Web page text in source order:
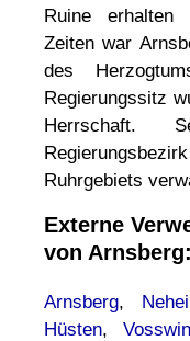
Ruine
Zeiten war
des
Regierungssitz
Herrschaft.
Ruhrgebiets
Externe
von Arnsberg:
Arnsberg,
Hüsten,